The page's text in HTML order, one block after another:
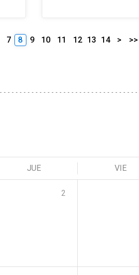
7 8 9 10 11 12 13 14 > >>
JUE VIE
2